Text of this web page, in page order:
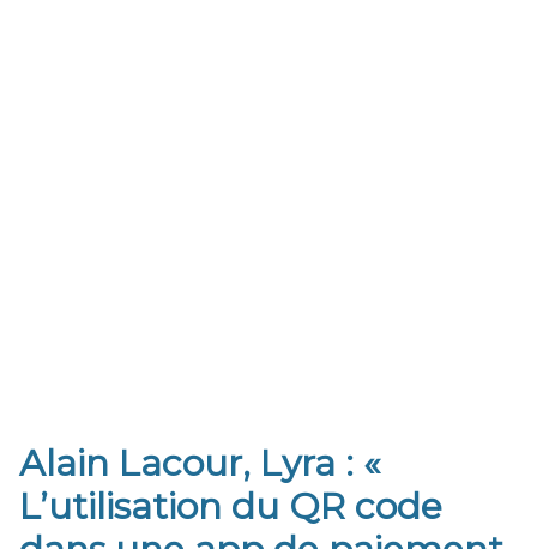
Alain Lacour, Lyra : «
L’utilisation du QR code